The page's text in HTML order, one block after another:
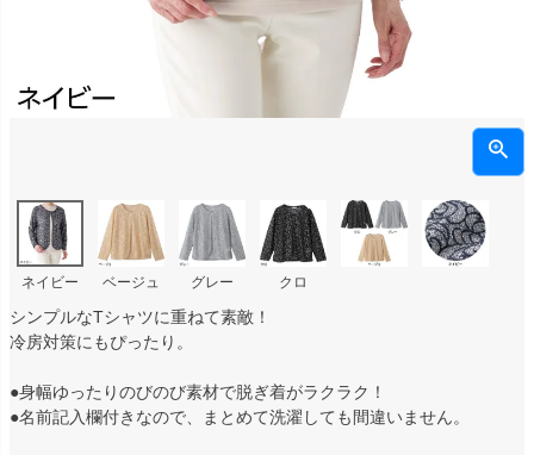
ネイビー ベージュ グレー クロ
シンプルなTシャツに重ねて素敵！
冷房対策にもぴったり。
●身幅ゆったりのびのび素材で脱ぎ着がラクラク！
●名前記入欄付きなので、まとめて洗濯しても間違いません。